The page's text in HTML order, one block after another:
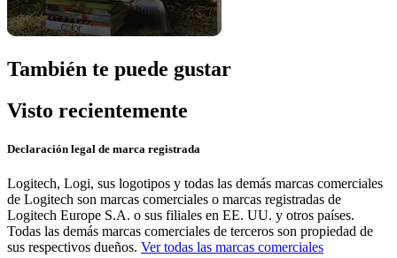
También te puede gustar
Visto recientemente
Declaración legal de marca registrada
Logitech, Logi, sus logotipos y todas las demás marcas comerciales
de Logitech son marcas comerciales o marcas registradas de
Logitech Europe S.A. o sus filiales en EE. UU. y otros países.
Todas las demás marcas comerciales de terceros son propiedad de
sus respectivos dueños. Ver todas las marcas comerciales